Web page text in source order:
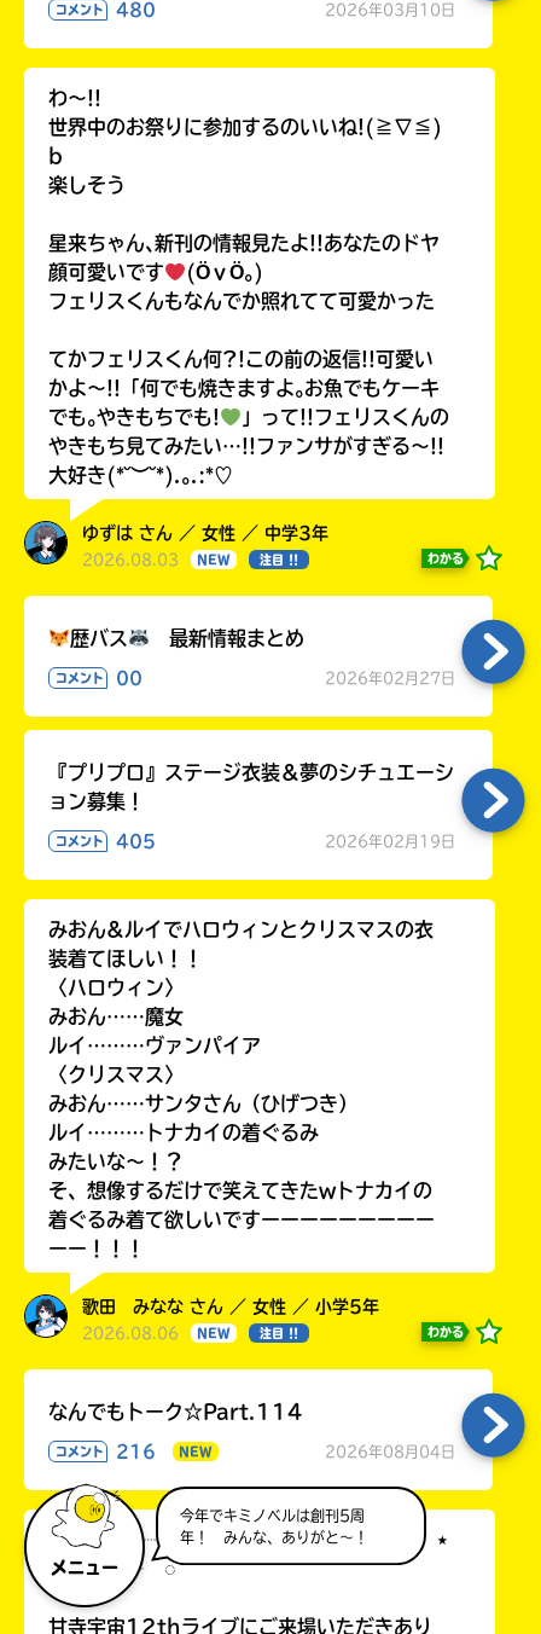
メニュー
今年でキミノベルは創刊5周
年！ みんな、ありがと～！
コメント 480 2026年03月10日
わ〜!!
世界中のお祭りに参加するのいいね!(≧∇≦)
b
楽しそう
星来ちゃん､新刊の情報見たよ!!あなたのドヤ
顔可愛いです
(ӦｖӦ｡)
フェリスくんもなんでか照れてて可愛かった
てかフェリスくん何?!この前の返信!!可愛い
かよ〜!!「何でも焼きますよ｡お魚でもケーキ
でも｡やきもちでも!
」って!!フェリスくんの
やきもち見てみたい…!!ファンサがすぎる〜!!
大好き(*˘︶˘*).｡.:*♡
ゆずは さん ／ 女性 ／ 中学3年
2026.08.03 NEW 注目 !! わかる
歴バス 最新情報まとめ
コメント 00 2026年02月27日
『プリプロ』ステージ衣装＆夢のシチュエーシ
ョン募集！
コメント 405 2026年02月19日
みおん&ルイでハロウィンとクリスマスの衣
装着てほしい！！
〈ハロウィン〉
みおん……魔女
ルイ………ヴァンパイア
〈クリスマス〉
みおん……サンタさん（ひげつき）
ルイ………トナカイの着ぐるみ
みたいな〜！？
そ、想像するだけで笑えてきたwトナカイの
着ぐるみ着て欲しいですーーーーーーーーー
ーー！！！
歌田 みなな さん ／ 女性 ／ 小学5年
2026.08.06 NEW 注目 !! わかる
なんでもトーク☆Part.114
コメント 216 NEW 2026年08月04日
◌ ┈┈┈┈ ⋆ ┈┈┈┈ ✧ ┈┈┈┈ ⋆
┈┈┈┈ ◌
甘寺宇宙12thライブにご来場いただきあり